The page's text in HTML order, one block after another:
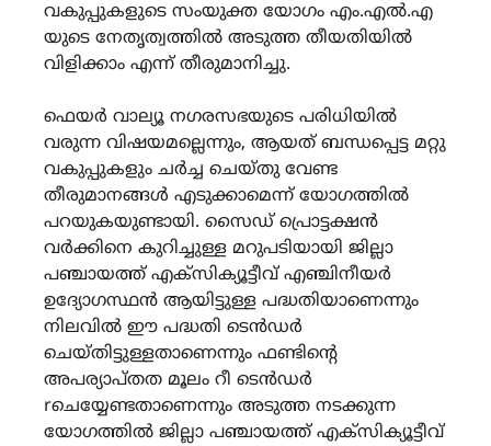
വകുപ്പുകളുടെ സംയുക്ത യോഗം എം.എൽ.എ
യുടെ നേതൃത്വത്തിൽ അടുത്ത തീയതിയിൽ
വിളിക്കാം എന്ന് തീരുമാനിച്ചു.
ഫെയർ വാല്യൂ നഗരസഭയുടെ പരിധിയിൽ
വരുന്ന വിഷയമല്ലെന്നും, ആയത് ബന്ധപ്പെട്ട മറ്റു
വകുപ്പുകളും ചർച്ച ചെയ്തു വേണ്ട
തീരുമാനങ്ങൾ എടുക്കാമെന്ന് യോഗത്തിൽ
പറയുകയുണ്ടായി. സൈഡ് പ്രൊട്ടക്ഷൻ
വർക്കിനെ കുറിച്ചുള്ള മറുപടിയായി ജില്ലാ
പഞ്ചായത്ത് എക്സിക്യൂട്ടീവ് എഞ്ചിനീയർ
ഉദ്യോഗസ്ഥൻ ആയിട്ടുള്ള പദ്ധതിയാണെന്നും
നിലവിൽ ഈ പദ്ധതി ടെൻഡർ
ചെയ്തിട്ടുള്ളതാണെന്നും ഫണ്ടിന്റെ
അപര്യാപ്തത മൂലം റീ ടെൻഡർ
rചെയ്യേണ്ടതാണെന്നും അടുത്ത നടക്കുന്ന
യോഗത്തിൽ ജില്ലാ പഞ്ചായത്ത് എക്സിക്യൂട്ടീവ്